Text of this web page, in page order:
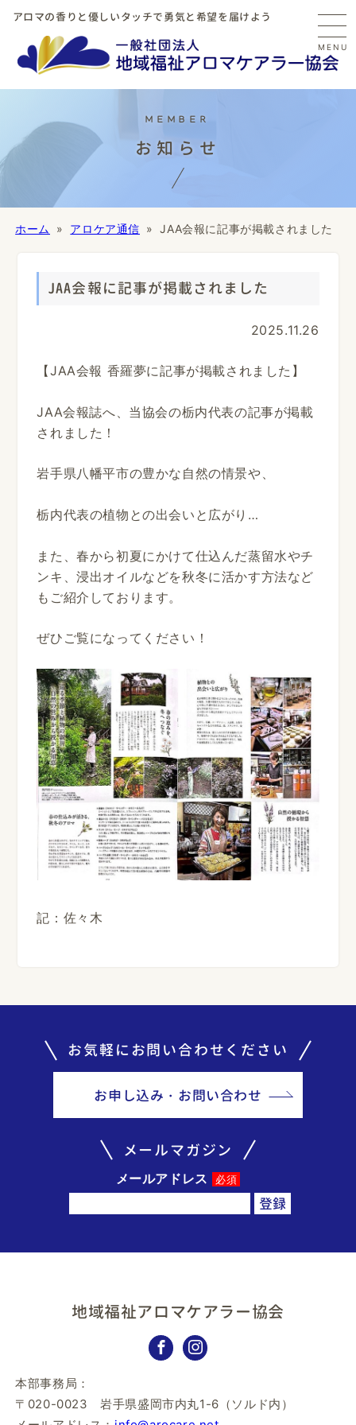
アロマの香りと優しいタッチで勇気と希望を届けよう
MENU
お知らせ
ホーム アロケア通信 JAA会報に記事が掲載されました
JAA会報に記事が掲載されました
2025.11.26
【JAA会報 香羅夢に記事が掲載されました】
JAA会報誌へ、当協会の栃内代表の記事が掲載
されました！
岩手県八幡平市の豊かな自然の情景や、
栃内代表の植物との出会いと広がり…
また、春から初夏にかけて仕込んだ蒸留水やチ
ンキ、浸出オイルなどを秋冬に活かす方法など
もご紹介しております。
ぜひご覧になってください！
記：佐々木
お気軽にお問い合わせください
お申し込み・お問い合わせ
メールマガジン
メールアドレス 必須
地域福祉アロマケアラー協会
本部事務局：
〒020-0023 岩手県盛岡市内丸1-6（ソルド内）